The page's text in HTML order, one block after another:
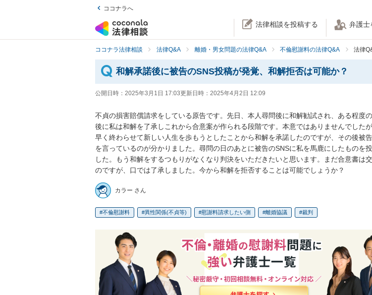
ココナラへ
法律相談を投稿する 弁護士
ココナラ法律相談 法律Q&A 離婚・男女問題の法律Q&A 不倫慰謝料の法律Q&A 法律
和解承諾後に被告のSNS投稿が発覚、和解拒否は可能か？
公開日時： 2025年3月1日 17:03更新日時： 2025年4月2日 12:09
不貞の損害賠償請求をしている原告です。先日、本人尋問後に和解勧試され、ある程度
後に私は和解を了承しこれから合意案が作られる段階です。本意ではありませんでした
早く終わらせて新しい人生を歩もうとしたことから和解を承諾したのですが、その後被
を言っているのが分かりました。尋問の日のあとに被告のSNSに私を馬鹿にしたものを
した。もう和解をするつもりがなくなり判決をいただきたいと思います。まだ合意書は
のですが、口では了承しました。今から和解を拒否することは可能でしょうか？
カラー さん
不倫慰謝料 異性関係(不貞等) 慰謝料請求したい側 離婚協議 裁判